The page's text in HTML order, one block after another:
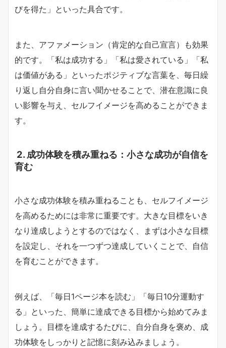
びを得た」といった具合です。
また、アファメーション（肯定的な自己宣言）も効果
的です。「私は成功する」「私は愛されている」「私
は価値がある」といったポジティブな言葉を、毎日繰
り返し自分自身に言い聞かせることで、潜在意識に良
い影響を与え、セルフイメージを高めることができま
す。
2. 成功体験を積み重ねる：小さな成功が自信を
育む
小さな成功体験を積み重ねることも、セルフイメージ
を高めるためには非常に重要です。大きな目標をいき
なり達成しようとするのではなく、まずは小さな目標
を設定し、それを一つずつ達成していくことで、自信
を育むことができます。
例えば、「毎日1ページ本を読む」「毎日10分運動す
る」といった、簡単に達成できる目標から始めてみま
しょう。目標を達成するたびに、自分自身を褒め、成
功体験をしっかりと記憶に刻み込みましょう。